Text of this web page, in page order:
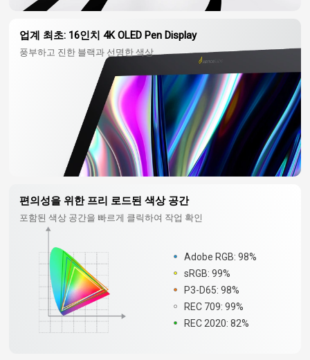
업계 최초: 16인치 4K OLED Pen Display
풍부하고 진한 블랙과 선명한 색상
편의성을 위한 프리 로드된 색상 공간
포함된 색상 공간을 빠르게 클릭하여 작업 확인
Adobe RGB: 98%
sRGB: 99%
P3-D65: 98%
REC 709: 99%
REC 2020: 82%